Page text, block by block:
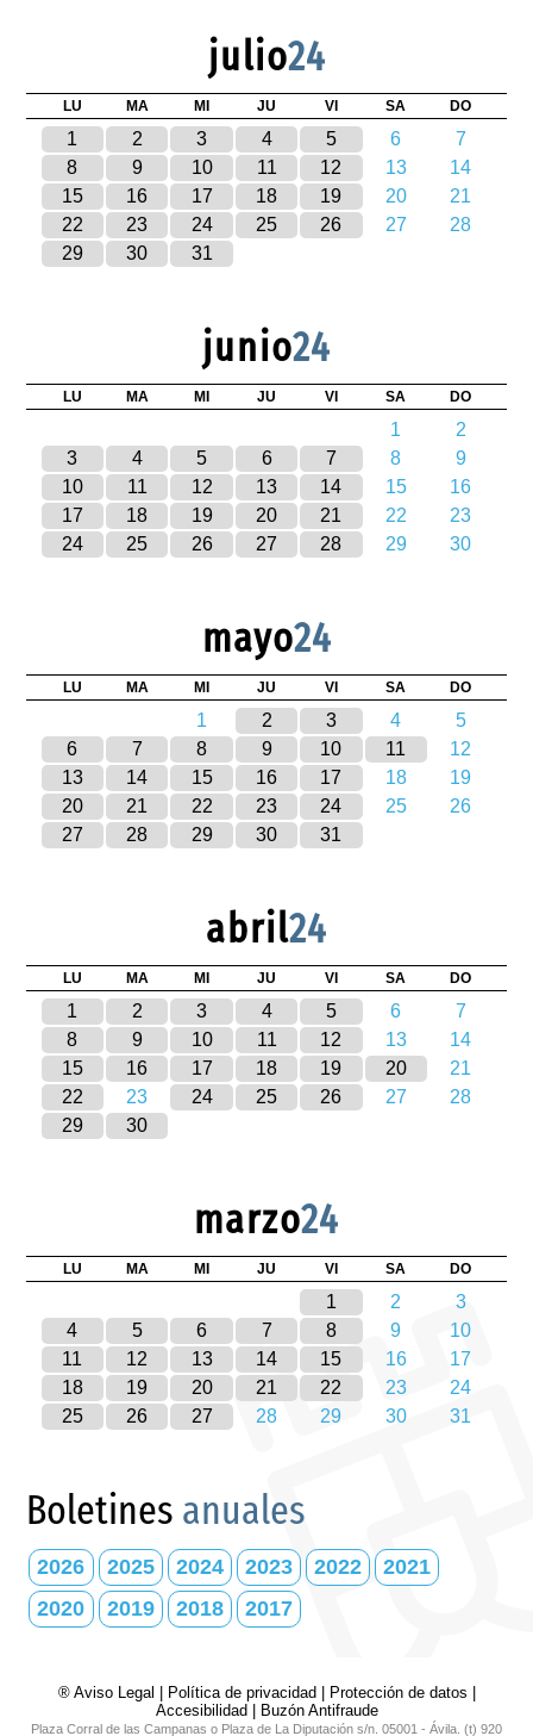
julio24
LU MA MI JU VI SA DO
1 2 3 4 5 6
7
8
9 10 11 12 13
14
15
16 17 18 19 20
21
22
23 24 25 26 27
28
29
30 31
junio24
LU MA MI JU VI SA DO
1
2
3
4 5 6 7 8
9
10
11 12 13 14 15
16
17
18 19 20 21 22
23
24
25 26 27 28 29 30
mayo24
LU MA MI JU VI SA DO
1 2 3 4
5
6
7 8 9 10 11
12
13
14 15 16 17 18
19
20
21 22 23 24 25
26
27
28 29 30 31
abril24
LU MA MI JU VI SA DO
1 2 3 4 5 6
7
8
9 10 11 12 13
14
15
16 17 18 19 20
21
22
23 24 25 26 27
28
29
30
marzo24
LU MA MI JU VI SA DO
1 2
3
4
5 6 7 8 9
10
11
12 13 14 15 16
17
18
19 20 21 22 23
24
25
26 27 28 29 30 31
Boletines anuales
2026 2025 2024 2023 2022
2021
2020
2019 2018 2017
® Aviso Legal Política de privacidad Protección de datos
Accesibilidad
Buzón Antifraude
Plaza Corral de las Campanas o Plaza de La Diputación s/n. 05001 - Ávila. (t) 920